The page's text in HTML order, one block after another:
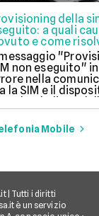
della
a quali
e come
errore
non eseguito"
nella
la SIM e il
l'uso
Mobile
| Tutti i diritti
è un servizio